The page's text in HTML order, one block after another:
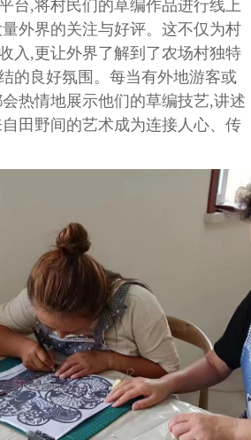
台,将村民们的草编作品进行线上
外界的关注与好评。这不仅为村
入,更让外界了解到了农场村独特
的良好氛围。每当有外地游客或
热情地展示他们的草编技艺,讲述
田野间的艺术成为连接人心、传